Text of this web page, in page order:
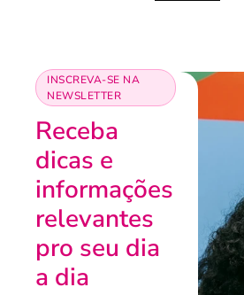
INSCREVA-SE NA
NEWSLETTER
Receba
dicas e
informações
relevantes
pro seu dia
a dia